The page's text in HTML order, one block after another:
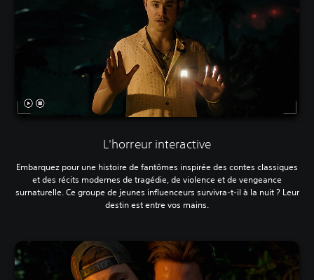
L'horreur interactive
Embarquez pour une histoire de fantômes inspirée des contes classiques
et des récits modernes de tragédie, de violence et de vengeance
surnaturelle. Ce groupe de jeunes influenceurs survivra-t-il à la nuit ? Leur
destin est entre vos mains.